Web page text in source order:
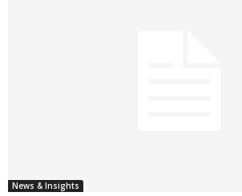
News & Insights